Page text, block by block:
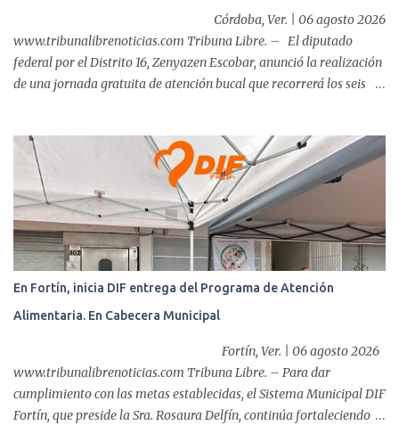
esofágico, una derechohabiente con un tumor en el ...
Córdoba, Ver. | 06 agosto 2026
www.tribunalibrenoticias.com Tribuna Libre. – El diputado
federal por el Distrito 16, Zenyazen Escobar, anunció la realización
de una jornada gratuita de atención bucal que recorrerá los seis
cuidado de la salud. Bajo el lema "Distrito 16, donde nacen las
mejores sonrisas", la campaña beneficiará a habitantes de
Ixtaczoquitlán, Fortín, Córdoba, Amatlán de los Reyes, Cuitláhuac
y Yanga, informó el legislador a través de un mensaje difundido en
sus redes sociales. Durante el anuncio, realizado desde la clínica
Vision Center junto al doctor Víctor Ló...
En Fortín, inicia DIF entrega del Programa de Atención
Alimentaria. En Cabecera Municipal
Fortín, Ver. | 06 agosto 2026
www.tribunalibrenoticias.com Tribuna Libre. – Para dar
cumplimiento con las metas establecidas, el Sistema Municipal DIF
Fortín, que preside la Sra. Rosaura Delfín, continúa fortaleciendo